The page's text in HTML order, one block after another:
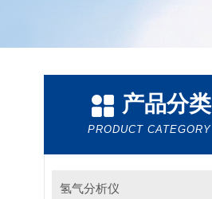
产品分类
PRODUCT CATEGORY
氢气分析仪